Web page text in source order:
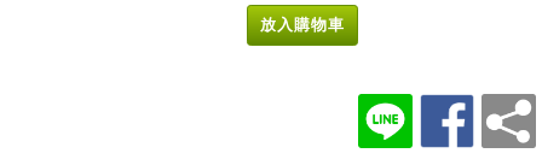
放入購物車